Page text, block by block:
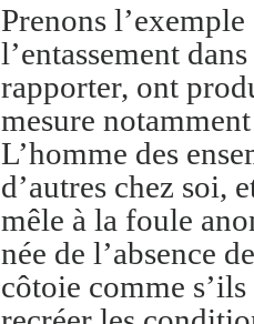
Prenons l’exemple
l’entassement
rapporter, ont
mesure
L’homme des
d’autres chez soi,
mêle à la foule
née de l’absence
côtoie comme